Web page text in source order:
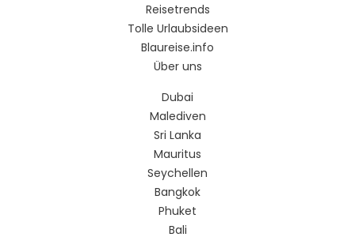
Reisetrends
Tolle Urlaubsideen
Blaureise.info
Über uns
Dubai
Malediven
Sri Lanka
Mauritus
Seychellen
Bangkok
Phuket
Bali